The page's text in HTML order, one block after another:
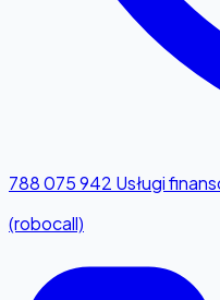
788 075 942 Usługi
(robocall)